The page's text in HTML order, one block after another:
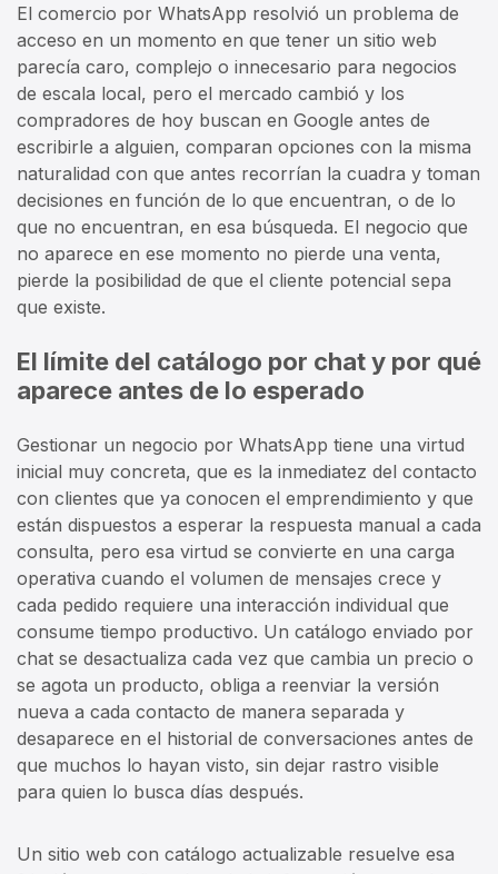
El comercio por WhatsApp resolvió un problema de
acceso en un momento en que tener un sitio web
parecía caro, complejo o innecesario para negocios
de escala local, pero el mercado cambió y los
compradores de hoy buscan en Google antes de
escribirle a alguien, comparan opciones con la misma
naturalidad con que antes recorrían la cuadra y toman
decisiones en función de lo que encuentran, o de lo
que no encuentran, en esa búsqueda. El negocio que
no aparece en ese momento no pierde una venta,
pierde la posibilidad de que el cliente potencial sepa
que existe.
El límite del catálogo por chat y por qué
aparece antes de lo esperado
Gestionar un negocio por WhatsApp tiene una virtud
inicial muy concreta, que es la inmediatez del contacto
con clientes que ya conocen el emprendimiento y que
están dispuestos a esperar la respuesta manual a cada
consulta, pero esa virtud se convierte en una carga
operativa cuando el volumen de mensajes crece y
cada pedido requiere una interacción individual que
consume tiempo productivo. Un catálogo enviado por
chat se desactualiza cada vez que cambia un precio o
se agota un producto, obliga a reenviar la versión
nueva a cada contacto de manera separada y
desaparece en el historial de conversaciones antes de
que muchos lo hayan visto, sin dejar rastro visible
para quien lo busca días después.
Un sitio web con catálogo actualizable resuelve esa